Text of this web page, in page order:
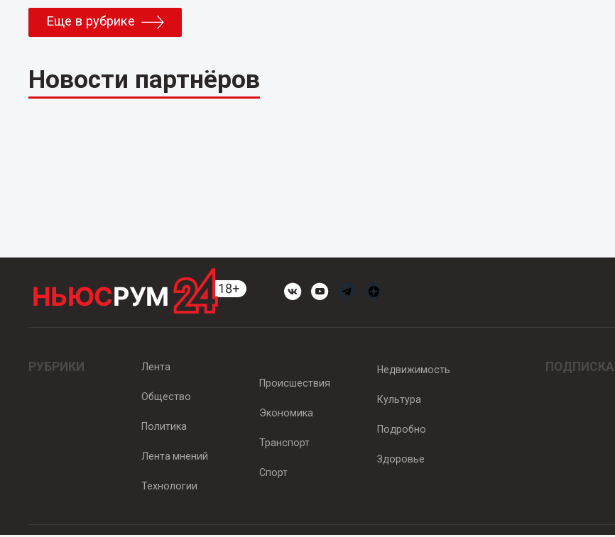
Еще в рубрике
Новости партнёров
РУБРИКИ Лента
Общество
Политика
Лента мнений
Технологии
Происшествия
Экономика
Транспорт
Спорт
Недвижимость
Культура
Подробно
Здоровье
ПОДПИСКА